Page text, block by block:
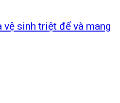
vệ sinh triệt để và mang